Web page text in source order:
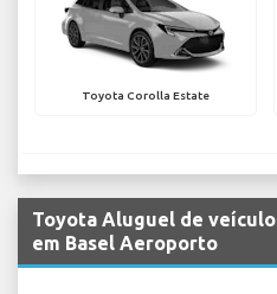
Toyota Corolla Estate
Toyota Aluguel de
em Basel Aeroporto